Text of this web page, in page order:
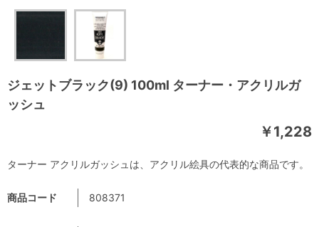
ジェットブラック(9) 100ml ターナー・アクリルガ
ッシュ
￥1,228
商品コード 808371
ターナー アクリルガッシュは、アクリル絵具の代表的な商品です。